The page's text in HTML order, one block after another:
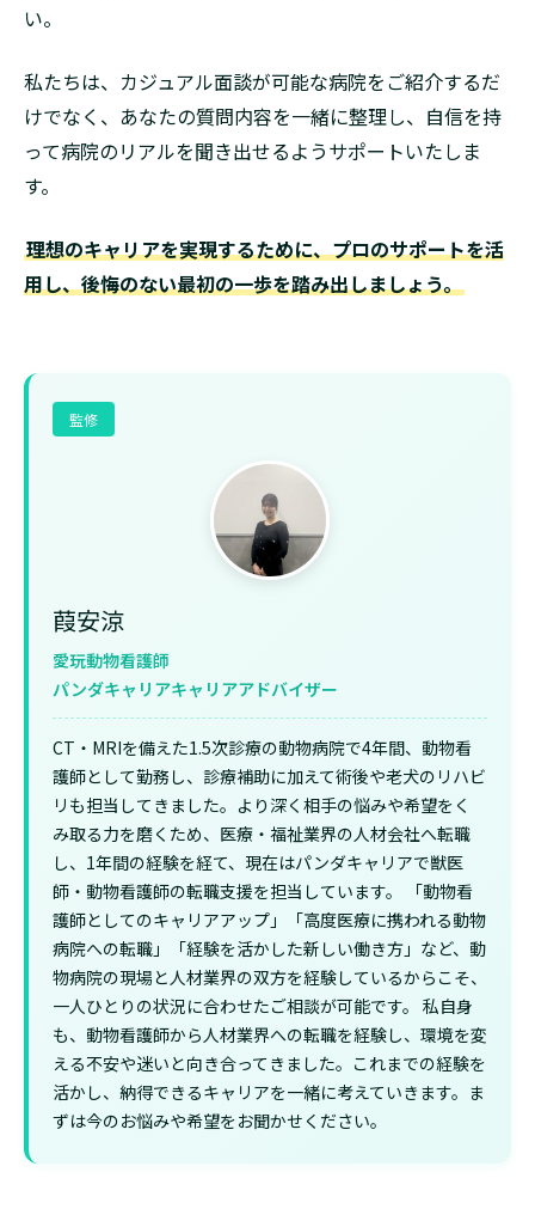
い。
私たちは、カジュアル面談が可能な病院をご紹介するだ
けでなく、あなたの質問内容を一緒に整理し、自信を持
って病院のリアルを聞き出せるようサポートいたしま
す。
理想のキャリアを実現するために、プロのサポートを活
用し、後悔のない最初の一歩を踏み出しましょう。
監修
葭安涼
愛玩動物看護師
パンダキャリアキャリアアドバイザー
CT・MRIを備えた1.5次診療の動物病院で4年間、動物看
護師として勤務し、診療補助に加えて術後や老犬のリハビ
リも担当してきました。より深く相手の悩みや希望をく
み取る力を磨くため、医療・福祉業界の人材会社へ転職
し、1年間の経験を経て、現在はパンダキャリアで獣医
師・動物看護師の転職支援を担当しています。 「動物看
護師としてのキャリアアップ」「高度医療に携われる動物
病院への転職」「経験を活かした新しい働き方」など、動
物病院の現場と人材業界の双方を経験しているからこそ、
一人ひとりの状況に合わせたご相談が可能です。 私自身
も、動物看護師から人材業界への転職を経験し、環境を変
える不安や迷いと向き合ってきました。これまでの経験を
活かし、納得できるキャリアを一緒に考えていきます。ま
ずは今のお悩みや希望をお聞かせください。